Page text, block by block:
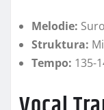
Melodie:
Struktura:
Tempo: 135-